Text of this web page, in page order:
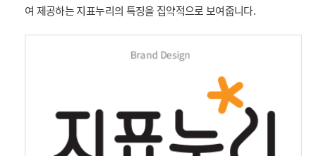
여 제공하는 지표누리의 특징을 집약적으로 보여줍니다.